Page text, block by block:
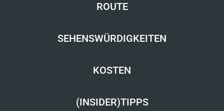
ROUTE
SEHENSWÜRDIGKEITEN
KOSTEN
(INSIDER)TIPPS